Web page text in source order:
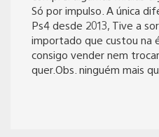
Só por impulso. A única
Ps4 desde 2013, Tive a
importado que custou na
consigo vender nem
quer.Obs. ninguém mais